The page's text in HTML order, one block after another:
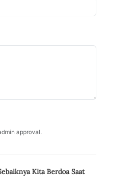
approval.
Kita Berdoa Saat